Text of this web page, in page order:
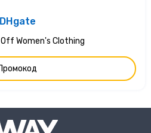
DHgate
Off Women's Clothing